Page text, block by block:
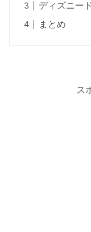
ディズニー
まとめ
ス